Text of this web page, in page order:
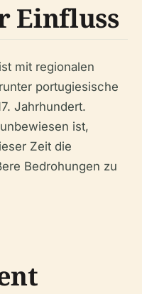
Einfluss
mit regionalen
portugiesische
Jahrhundert.
ist,
Zeit die
Bedrohungen zu